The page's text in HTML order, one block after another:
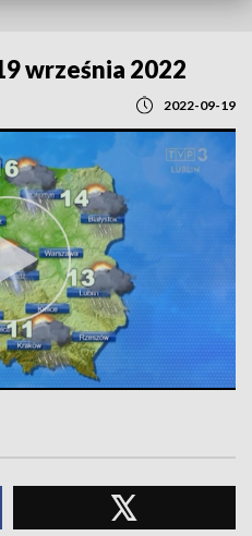
września 2022
2022-09-19